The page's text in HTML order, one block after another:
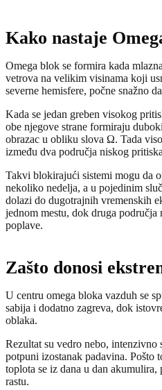
Kako nastaje
Omega blok se formira kada
vetrova na velikim visinama koji
severne hemisfere, počne snažno
Kada se jedan greben visokog
obe njegove strane formiraju
obrazac u obliku slova Ω. Tada
između dva područja niskog
Takvi blokirajući sistemi mogu da
nekoliko nedelja, a u pojedinim
dolazi do dugotrajnih vremenskih
jednom mestu, dok druga
poplave.
Zašto donosi
U centru omega bloka vazduh se
sabija i dodatno zagreva, dok
oblaka.
Rezultat su vedro nebo, intenzivno
potpuni izostanak padavina. Pošto
toplota se iz dana u dan akumulira,
rastu.